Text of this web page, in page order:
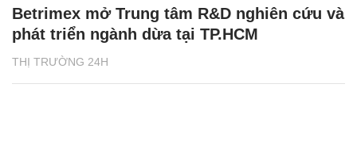
THỊ TRƯỜNG 24H
Betrimex mở Trung tâm R&D nghiên cứu và
phát triển ngành dừa tại TP.HCM